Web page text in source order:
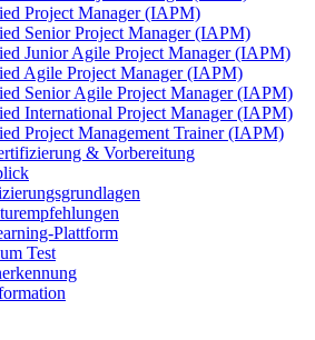
Project Manager (IAPM)
Senior Project Manager (IAPM)
Junior Agile Project Manager (IAPM)
Agile Project Manager (IAPM)
Senior Agile Project Manager (IAPM)
International Project Manager (IAPM)
Project Management Trainer (IAPM)
& Vorbereitung
Plattform
Test